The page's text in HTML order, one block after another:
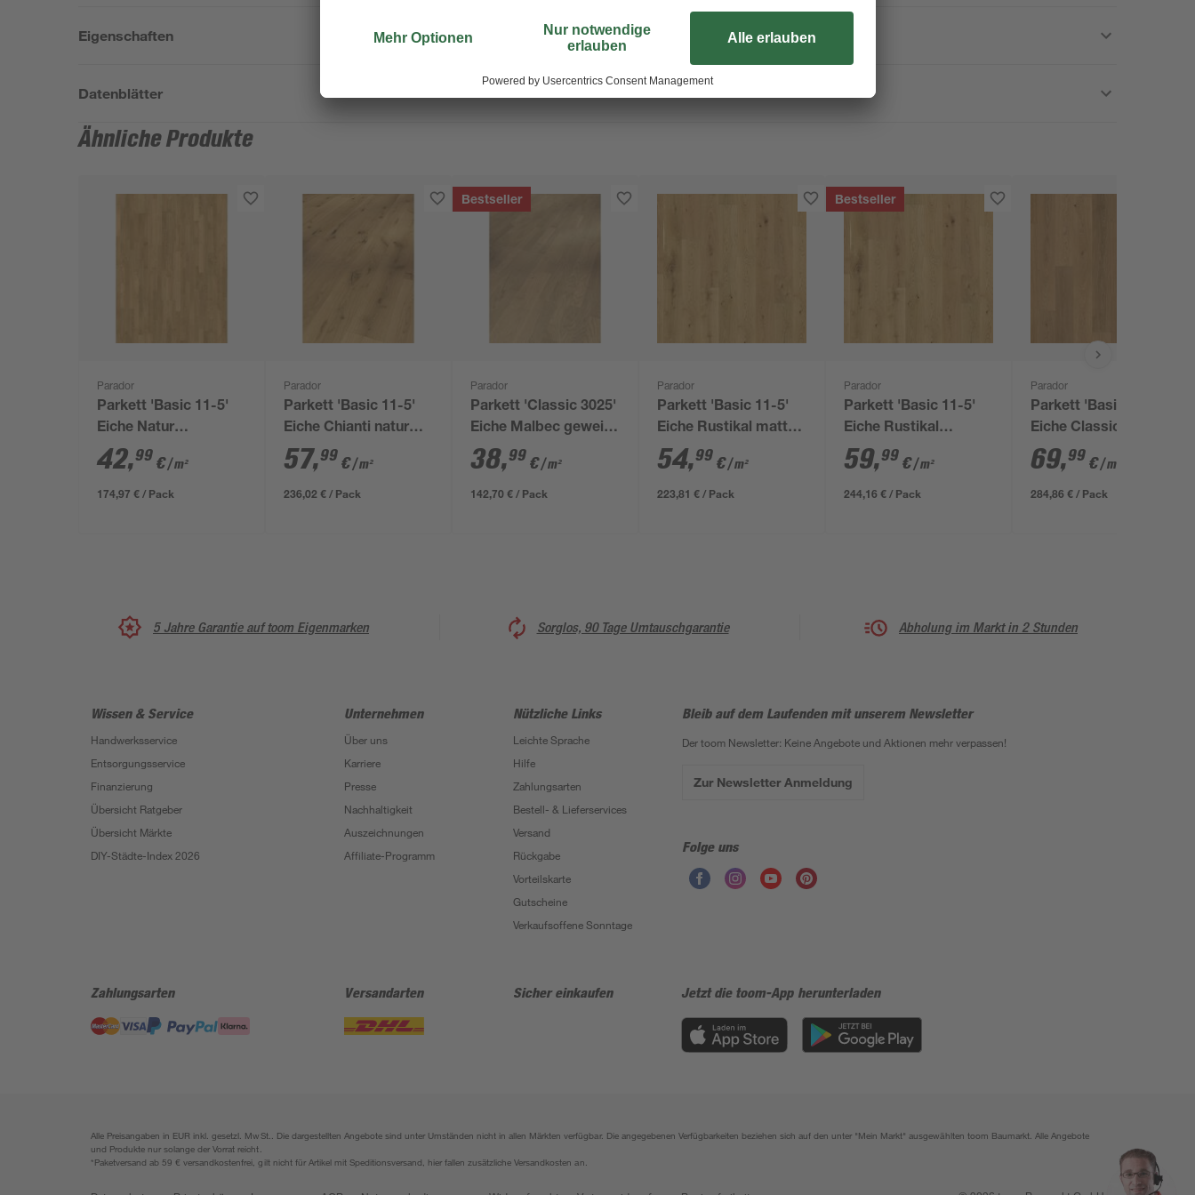
Eigenschaften
Datenblätter
Ähnliche Produkte
Parador
Parkett 'Basic 11-5'
Eiche Natur
lackversiegelt matt
11,5 mm
42,99 €/ m²
174,97 € / Pack
Parador
Parkett 'Basic 11-5'
Eiche Chianti natur
gebürstet hellbraun
11,5 mm
57,99 €/ m²
236,02 € / Pack
Bestseller
Parador
Parkett 'Classic 3025'
Eiche Malbec geweißt
lackversiegelt matt
hellbraun 13 mm
38,99 €/ m²
142,70 € / Pack
Parador
Parkett 'Basic 11-5'
Eiche Rustikal matt
braun 11,5 mm
54,99 €/ m²
223,81 € / Pack
Bestseller
Parador
Parkett 'Basic 11-5'
Eiche Rustikal
naturgeölt braun 11,5
mm
59,99 €/ m²
244,16 € / Pack
Parador
Parkett 'Basic 11-5'
Eiche Classic
naturgeölt braun 11,5
mm
69,99 €/ m²
284,86 € / Pack
5 Jahre Garantie auf toom Eigenmarken Sorglos, 90 Tage Umtauschgarantie Abholung im Markt in 2 Stunden
Wissen & Service
Handwerksservice
Entsorgungsservice
Finanzierung
Übersicht Ratgeber
Übersicht Märkte
DIY-Städte-Index 2026
Unternehmen
Über uns
Karriere
Presse
Nachhaltigkeit
Auszeichnungen
Affiliate-Programm
Nützliche Links
Leichte Sprache
Hilfe
Zahlungsarten
Bestell- & Lieferservices
Versand
Rückgabe
Vorteilskarte
Gutscheine
Verkaufsoffene Sonntage
Bleib auf dem Laufenden mit unserem Newsletter
Der toom Newsletter: Keine Angebote und Aktionen mehr verpassen!
Zur Newsletter Anmeldung
Folge uns
Zahlungsarten Versandarten Sicher einkaufen Jetzt die toom-App herunterladen
Alle Preisangaben in EUR inkl. gesetzl. MwSt.. Die dargestellten Angebote sind unter Umständen nicht in allen Märkten verfügbar. Die angegebenen Verfügbarkeiten beziehen sich auf den unter "Mein Markt" ausgewählten toom Baumarkt. Alle Angebote
und Produkte nur solange der Vorrat reicht.
*Paketversand ab 59 € versandkostenfrei, gilt nicht für Artikel mit Speditionsversand, hier fallen zusätzliche Versandkosten an.